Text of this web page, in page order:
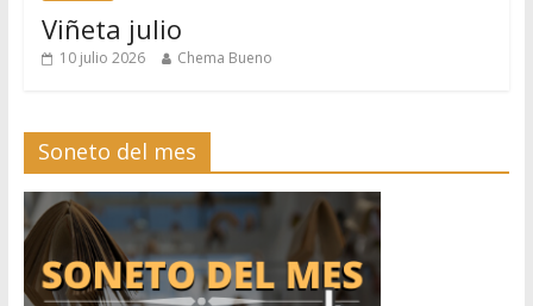
Viñeta julio
10 julio 2026 Chema Bueno
Soneto del mes